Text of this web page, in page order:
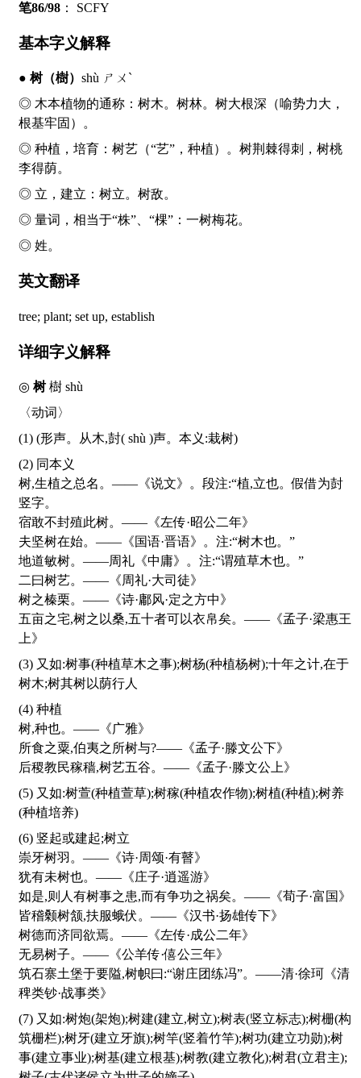
笔86/98 ： SCFY
基本字义解释
树（樹） shù ㄕㄨˋ
◎ 木本植物的通称： 树木。 树林。 树大根深（喻势力大，
根基牢固）。
◎ 种植，培育： 树艺（“艺”，种植）。 树荆棘得刺， 树桃
李得荫。
◎ 立，建立： 树立。 树敌。
◎ 量词，相当于“株”、“棵”：一树梅花。
◎ 姓。
英文翻译
tree; plant; set up, establish
详细字义解释
树樹 shù
〈动词〉
(1) (形声。从木,尌( shù )声。本义:栽树)
(2) 同本义
树,生植之总名。——《说文》。段注:“植,立也。假借为尌
竖字。
宿敢不封殖此树。——《左传·昭公二年》
夫坚树在始。——《国语·晋语》。注:“树木也。”
地道敏树。——周礼《中庸》。注:“谓殖草木也。”
二曰树艺。——《周礼·大司徒》
树之榛栗。——《诗·鄘风·定之方中》
五亩之宅,树之以桑,五十者可以衣帛矣。——《孟子·梁惠王
上》
(3) 又如:树事(种植草木之事);树杨(种植杨树);十年之计,在于
树木;树其树以荫行人
(4) 种植
树,种也。——《广雅》
所食之粟,伯夷之所树与?——《孟子·滕文公下》
后稷教民稼穑,树艺五谷。——《孟子·滕文公上》
(5) 又如:树萱(种植萱草);树稼(种植农作物);树植(种植);树养
(种植培养)
(6) 竖起或建起;树立
崇牙树羽。——《诗·周颂·有瞽》
犹有未树也。——《庄子·逍遥游》
如是,则人有树事之患,而有争功之祸矣。——《荀子·富国》
皆稽颡树颔,扶服蛾伏。——《汉书·扬雄传下》
树德而济同欲焉。——《左传·成公二年》
无易树子。——《公羊传·僖公三年》
筑石寨土堡于要隘,树帜曰:“谢庄团练冯”。——清·徐珂《清
稗类钞·战事类》
(7) 又如:树炮(架炮);树建(建立,树立);树表(竖立标志);树栅(构
筑栅栏);树牙(建立牙旗);树竿(竖着竹竿);树功(建立功勋);树
事(建立事业);树基(建立根基);树教(建立教化);树君(立君主);